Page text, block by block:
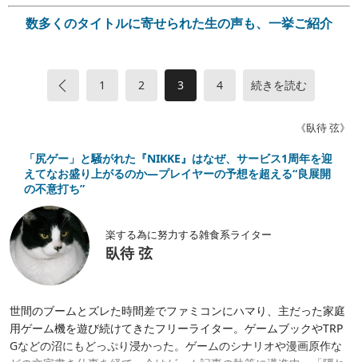
数多くのタイトルに寄せられた生の声も、一挙ご紹介
1 2 3 4 続きを読む
《臥待 弦》
「尻ゲー」と騒がれた『NIKKE』はなぜ、サービス1周年を迎
えてなお盛り上がるのか―プレイヤーの予想を超える“良展開
の不意打ち”
楽する為に努力する雑食系ライター
臥待 弦
世間のブームとズレた時間差でファミコンにハマり、主だった家庭
用ゲーム機を遊び続けてきたフリーライター。ゲームブックやTRP
Gなどの沼にもどっぷり浸かった。ゲームのシナリオや漫画原作な